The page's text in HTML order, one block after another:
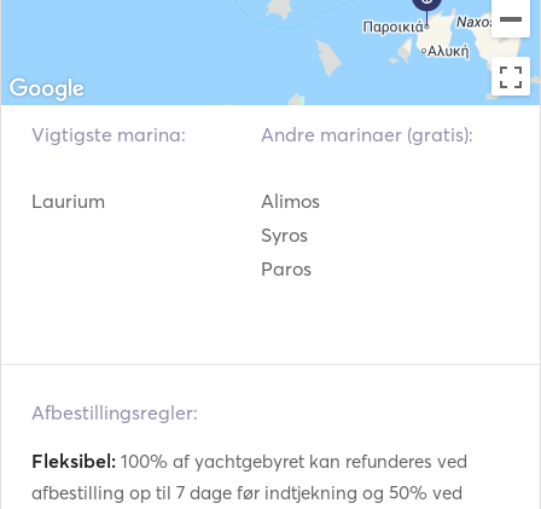
Vigtigste marina:
Laurium
Andre marinaer (gratis):
Alimos
Syros
Paros
Afbestillingsregler:
Fleksibel: 100% af yachtgebyret kan refunderes ved
afbestilling op til 7 dage før indtjekning og 50% ved